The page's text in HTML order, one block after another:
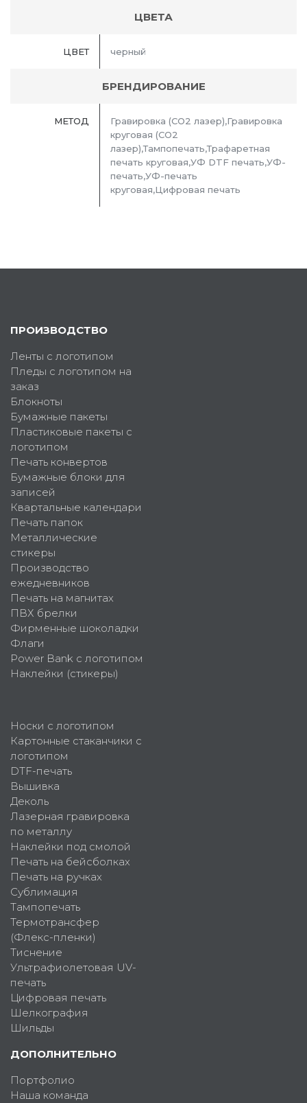
ЦВЕТА
ЦВЕТ черный
БРЕНДИРОВАНИЕ
МЕТОД
Гравировка (CO2 лазер),Гравировка
круговая (CO2
лазер),Тампопечать,Трафаретная
печать круговая,УФ DTF печать,УФ-
печать,УФ-печать
круговая,Цифровая печать
ПРОИЗВОДСТВО
Ленты с логотипом
Пледы с логотипом на
заказ
Блокноты
Бумажные пакеты
Пластиковые пакеты с
логотипом
Печать конвертов
Бумажные блоки для
записей
Квартальные календари
Печать папок
Металлические
стикеры
Производство
ежедневников
Печать на магнитах
ПВХ брелки
Фирменные шоколадки
Флаги
Power Bank с логотипом
Наклейки (стикеры)
Носки с логотипом
Картонные стаканчики с
логотипом
DTF-печать
Вышивка
Деколь
Лазерная гравировка
по металлу
Наклейки под смолой
Печать на бейсболках
Печать на ручках
Сублимация
Тампопечать
Термотрансфер
(Флекс-пленки)
Тиснение
Ультрафиолетовая UV-
печать
Цифровая печать
Шелкография
Шильды
ДОПОЛНИТЕЛЬНО
Портфолио
Наша команда